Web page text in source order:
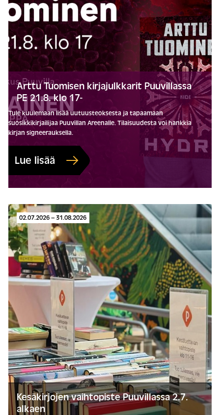
Arttu Tuomisen kirjajulkkarit Puuvillassa
PE 21.8. klo 17-
Tule kuulemaan lisää uutuusteoksesta ja tapaamaan
suosikkikirjailijaa Puuvillan Areenalle. Tilaisuudesta voi hankkia
kirjan signeerauksella.
Lue lisää
02.07.2026 – 31.08.2026
Kesäkirjojen vaihtopiste Puuvillassa 2.7.
alkaen